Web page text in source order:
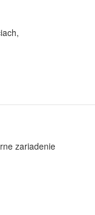
zariadenie